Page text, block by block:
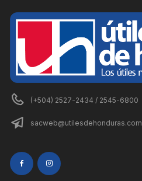
(+504) 2527-2434 / 2545-6800
sacweb@utilesdehonduras.com